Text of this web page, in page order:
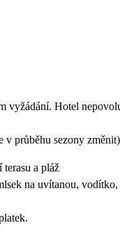
vyžádání. Hotel
v průběhu sezony změnit)
a pláž
na uvítanou,